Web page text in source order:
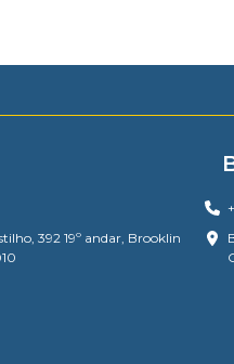
392 19º andar, Brooklin